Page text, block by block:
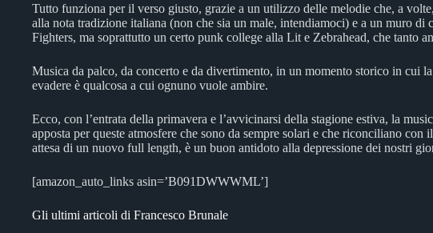
Tutto funziona per il verso giusto, grazie a un utilizzo delle melodie che, a
alla nota tradizione italiana (non che sia un male, intendiamoci) e a un muro di
Fighters, ma soprattutto un certo punk college alla Lit e Zebrahead, che tanto
Musica da palco, da concerto e da divertimento, in un momento storico in cui
evadere è qualcosa a cui ognuno vuole ambire.
Ecco, con l’entrata della primavera e l’avvicinarsi della stagione estiva, la
apposta per queste atmosfere che sono da sempre solari e che riconciliano
attesa di un nuovo full length, è un buon antidoto alla depressione dei nostri
[amazon_auto_links asin=’B091DWWWML’]
Gli ultimi articoli di Francesco Brunale